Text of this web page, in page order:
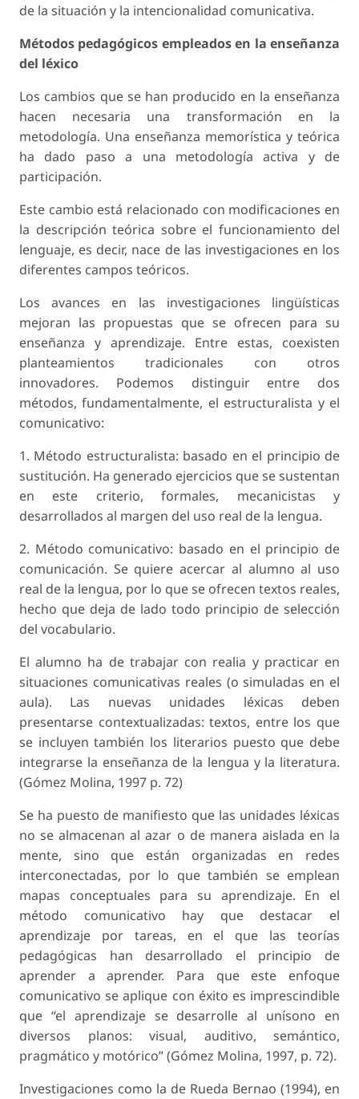
de la situación y la intencionalidad comunicativa.
Métodos pedagógicos empleados en la enseñanza
del léxico
Los cambios que se han producido en la enseñanza
hacen necesaria una transformación en la
metodología. Una enseñanza memorística y teórica
ha dado paso a una metodología activa y de
participación.
Este cambio está relacionado con modificaciones en
la descripción teórica sobre el funcionamiento del
lenguaje, es decir, nace de las investigaciones en los
diferentes campos teóricos.
Los avances en las investigaciones lingüísticas
mejoran las propuestas que se ofrecen para su
enseñanza y aprendizaje. Entre estas, coexisten
planteamientos tradicionales con otros
innovadores. Podemos distinguir entre dos
métodos, fundamentalmente, el estructuralista y el
comunicativo:
1. Método estructuralista: basado en el principio de
sustitución. Ha generado ejercicios que se sustentan
en este criterio, formales, mecanicistas y
desarrollados al margen del uso real de la lengua.
2. Método comunicativo: basado en el principio de
comunicación. Se quiere acercar al alumno al uso
real de la lengua, por lo que se ofrecen textos reales,
hecho que deja de lado todo principio de selección
del vocabulario.
El alumno ha de trabajar con realia y practicar en
situaciones comunicativas reales (o simuladas en el
aula). Las nuevas unidades léxicas deben
presentarse contextualizadas: textos, entre los que
se incluyen también los literarios puesto que debe
integrarse la enseñanza de la lengua y la literatura.
(Gómez Molina, 1997 p. 72)
Se ha puesto de manifiesto que las unidades léxicas
no se almacenan al azar o de manera aislada en la
mente, sino que están organizadas en redes
interconectadas, por lo que también se emplean
mapas conceptuales para su aprendizaje. En el
método comunicativo hay que destacar el
aprendizaje por tareas, en el que las teorías
pedagógicas han desarrollado el principio de
aprender a aprender. Para que este enfoque
comunicativo se aplique con éxito es imprescindible
que “el aprendizaje se desarrolle al unísono en
diversos planos: visual, auditivo, semántico,
pragmático y motórico” (Gómez Molina, 1997, p. 72).
Investigaciones como la de Rueda Bernao (1994), en